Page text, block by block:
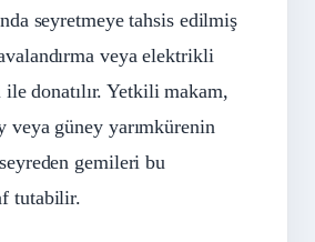
seyretmeye tahsis edilmiş
veya elektrikli
donatılır. Yetkili makam,
veya güney yarımkürenin
gemileri bu
tutabilir.